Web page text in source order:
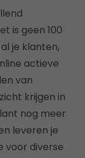
is geen 100
je klanten,
actieve
van
krijgen in
nog meer
leveren je
voor diverse